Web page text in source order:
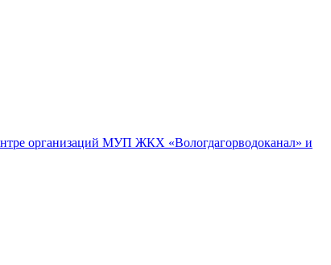
организаций МУП ЖКХ «Вологдагорводоканал» и